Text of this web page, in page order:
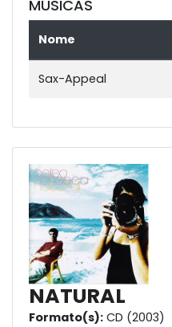
MÚSICAS
Nome
Sax-Appeal
NATURAL
Formato(s): CD (2003)